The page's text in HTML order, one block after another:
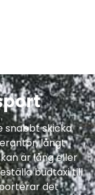
snabbt skicka
långt
är lång eller
budtaxi till
det